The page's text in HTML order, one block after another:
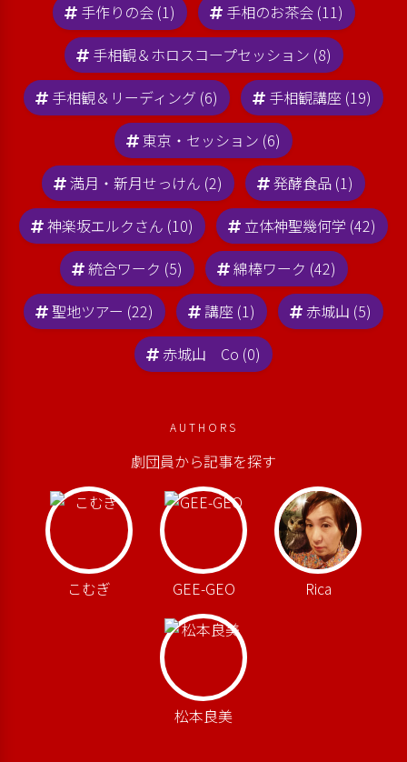
手作りの会 (1)
手相のお茶会 (11)
手相観＆ホロスコープセッション (8)
手相観＆リーディング (6)
手相観講座 (19)
東京・セッション (6)
満月・新月せっけん (2)
発酵食品 (1)
神楽坂エルクさん (10)
立体神聖幾何学 (42)
統合ワーク (5)
綿棒ワーク (42)
聖地ツアー (22)
講座 (1)
赤城山 (5)
赤城山 Co (0)
AUTHORS
劇団員から記事を探す
こむぎ GEE-GEO Rica
松本良美